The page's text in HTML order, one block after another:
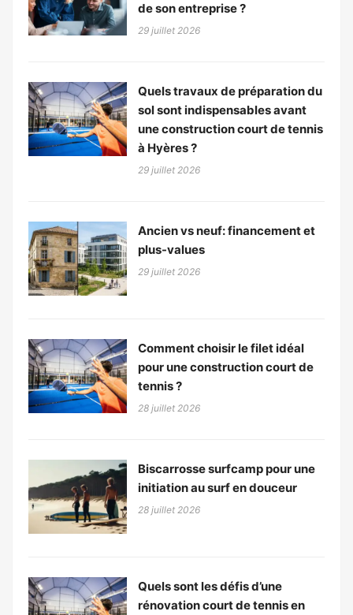
de son entreprise ?
29 juillet 2026
Quels travaux de préparation du
sol sont indispensables avant
une construction court de tennis
à Hyères ?
29 juillet 2026
Ancien vs neuf: financement et
plus-values
29 juillet 2026
Comment choisir le filet idéal
pour une construction court de
tennis ?
28 juillet 2026
Biscarrosse surfcamp pour une
initiation au surf en douceur
28 juillet 2026
Quels sont les défis d’une
rénovation court de tennis en